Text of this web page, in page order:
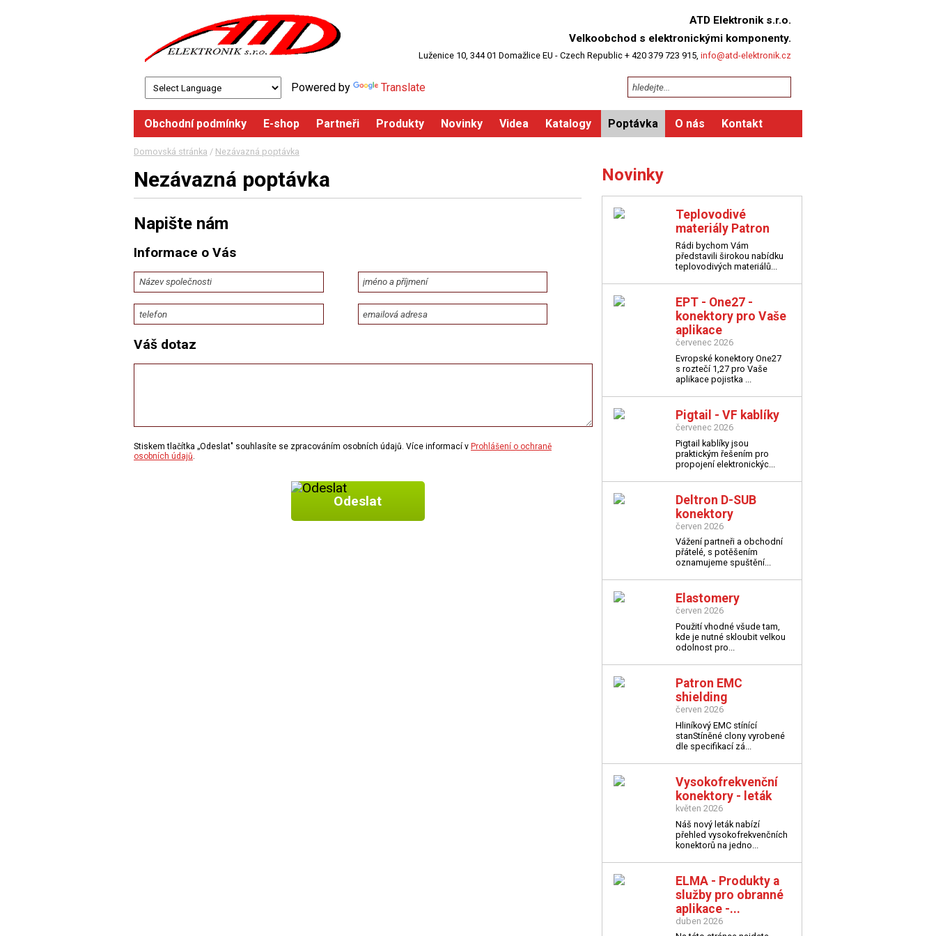
ATD Elektronik s.r.o.
Velkoobchod s elektronickými komponenty.
Luženice 10, 344 01 Domažlice EU - Czech Republic + 420 379 723 915, info@atd-elektronik.cz
Powered by Translate
Obchodní podmínky E-shop Partneři Produkty Novinky Videa Katalogy Poptávka O nás Kontakt
Domovská stránka / Nezávazná poptávka
Nezávazná poptávka
Napište nám
Informace o Vás
Váš dotaz
Stiskem tlačítka „Odeslat" souhlasíte se zpracováním osobních údajů. Více informací v Prohlášení o ochraně
osobních údajů
Odeslat
Novinky
Teplovodivé
materiály Patron
Rádi bychom Vám
představili širokou nabídku
teplovodivých materiálů...
EPT - One27 -
konektory pro Vaše
aplikace
červenec 2026
Evropské konektory One27
s roztečí 1,27 pro Vaše
aplikace pojistka ...
Pigtail - VF kablíky
červenec 2026
Pigtail kablíky jsou
praktickým řešením pro
propojení elektronickýc...
Deltron D-SUB
konektory
červen 2026
Vážení partneři a obchodní
přátelé, s potěšením
oznamujeme spuštění...
Elastomery
červen 2026
Použití vhodné všude tam,
kde je nutné skloubit velkou
odolnost pro...
Patron EMC
shielding
červen 2026
Hliníkový EMC stínící
stanStíněné clony vyrobené
dle specifikací zá...
Vysokofrekvenční
konektory - leták
květen 2026
Náš nový leták nabízí
přehled vysokofrekvenčních
konektorů na jedno...
ELMA - Produkty a
služby pro obranné
aplikace -...
duben 2026